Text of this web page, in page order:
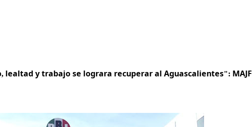
lealtad y trabajo se lograra recuperar al Aguascalientes": MAJF